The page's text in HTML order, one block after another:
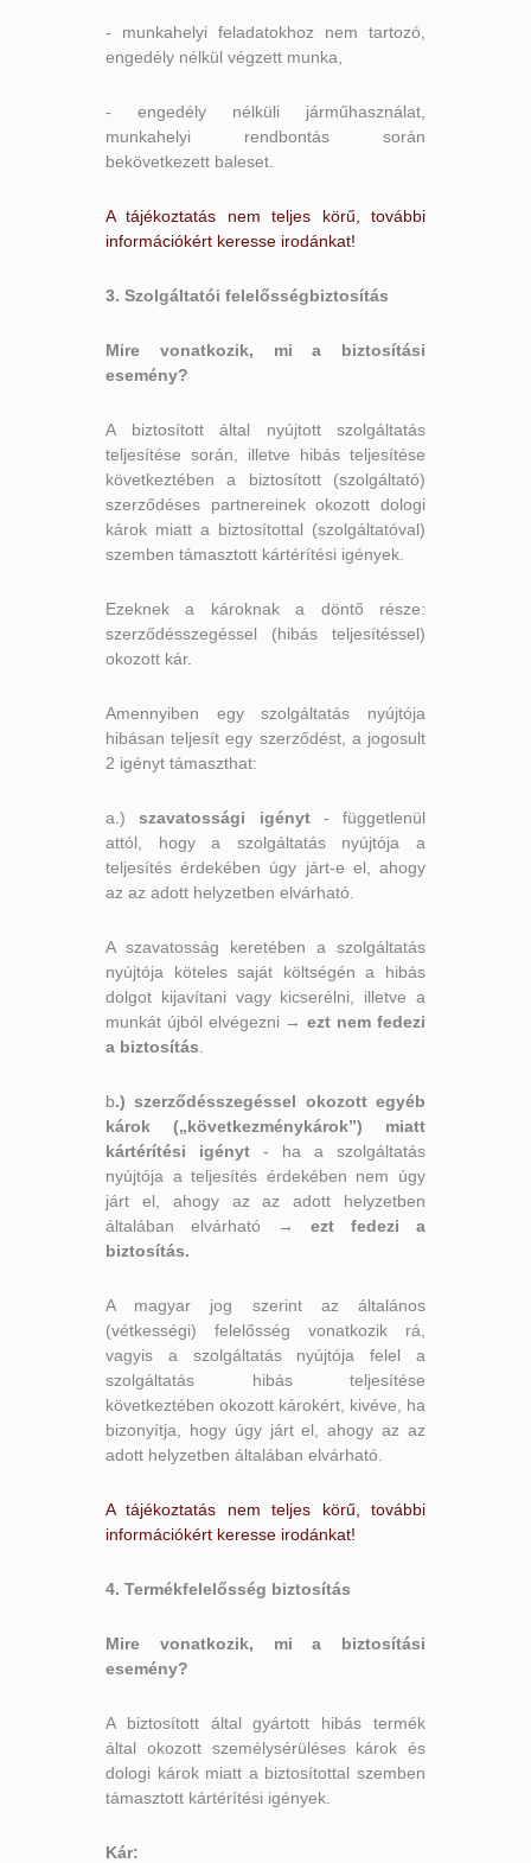
- munkahelyi feladatokhoz nem tartozó,
engedély nélkül végzett munka,
- engedély nélküli járműhasználat,
munkahelyi rendbontás során
bekövetkezett baleset.
A tájékoztatás nem teljes körű, további
információkért keresse irodánkat!
3. Szolgáltatói felelősségbiztosítás
Mire vonatkozik, mi a biztosítási
esemény?
A biztosított által nyújtott szolgáltatás
teljesítése során, illetve hibás teljesítése
következtében a biztosított (szolgáltató)
szerződéses partnereinek okozott dologi
károk miatt a biztosítottal (szolgáltatóval)
szemben támasztott kártérítési igények.
Ezeknek a károknak a döntő része:
szerződésszegéssel (hibás teljesítéssel)
okozott kár.
Amennyiben egy szolgáltatás nyújtója
hibásan teljesít egy szerződést, a jogosult
2 igényt támaszthat:
a.)szavatossági igényt - függetlenül
attól, hogy a szolgáltatás nyújtója a
teljesítés érdekében úgy járt-e el, ahogy
az az adott helyzetben elvárható.
A szavatosság keretében a szolgáltatás
nyújtója köteles saját költségén a hibás
dolgot kijavítani vagy kicserélni, illetve a
munkát újból elvégezni →ezt nem fedezi
a biztosítás
b.) szerződésszegéssel okozott egyéb
károk („következménykárok”) miatt
kártérítési igényt - ha a szolgáltatás
nyújtója a teljesítés érdekében nem úgy
járt el, ahogy az az adott helyzetben
általában elvárható → ezt fedezi a
biztosítás.
A magyar jog szerint az általános
(vétkességi) felelősség vonatkozik rá,
vagyis a szolgáltatás nyújtója felel a
szolgáltatás hibás teljesítése
következtében okozott károkért, kivéve, ha
bizonyítja, hogy úgy járt el, ahogy az az
adott helyzetben általában elvárható.
A tájékoztatás nem teljes körű, további
információkért keresse irodánkat!
4. Termékfelelősség biztosítás
Mire vonatkozik, mi a biztosítási
esemény?
A biztosított által gyártott hibás termék
által okozott személysérüléses károk és
dologi károk miatt a biztosítottal szemben
támasztott kártérítési igények.
Kár: